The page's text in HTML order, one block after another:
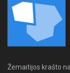
Žemaitijos krašto